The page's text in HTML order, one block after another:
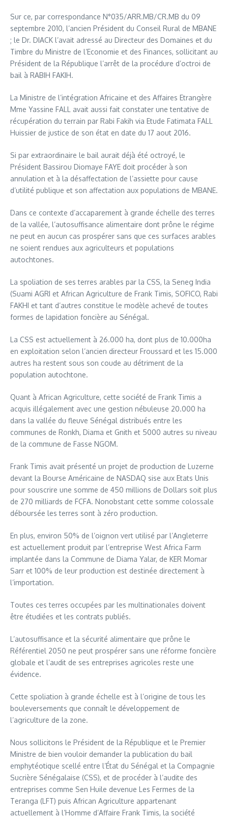
Sur ce, par correspondance N°035/ARR.MB/CR.MB du 09
septembre 2010, l’ancien Président du Conseil Rural de MBANE
; le Dr. DIACK l’avait adressé au Directeur des Domaines et du
Timbre du Ministre de l’Economie et des Finances, sollicitant au
Président de la République l’arrêt de la procédure d’octroi de
bail à RABIH FAKIH.
La Ministre de l’intégration Africaine et des Affaires Etrangère
Mme Yassine FALL avait aussi fait constater une tentative de
récupération du terrain par Rabi Fakih via Etude Fatimata FALL
Huissier de justice de son état en date du 17 aout 2016.
Si par extraordinaire le bail aurait déjà été octroyé, le
Président Bassirou Diomaye FAYE doit procéder à son
annulation et à la désaffectation de l’assiette pour cause
d’utilité publique et son affectation aux populations de MBANE.
Dans ce contexte d’accaparement à grande échelle des terres
de la vallée, l’autosuffisance alimentaire dont prône le régime
ne peut en aucun cas prospérer sans que ces surfaces arables
ne soient rendues aux agriculteurs et populations
autochtones.
La spoliation de ses terres arables par la CSS, la Seneg India
(Suami AGRI et African Agriculture de Frank Timis, SOFICO, Rabi
FAKHI et tant d’autres constitue le modèle achevé de toutes
formes de lapidation foncière au Sénégal.
La CSS est actuellement à 26.000 ha, dont plus de 10.000ha
en exploitation selon l’ancien directeur Froussard et les 15.000
autres ha restent sous son coude au détriment de la
population autochtone.
Quant à African Agriculture, cette société de Frank Timis a
acquis illégalement avec une gestion nébuleuse 20.000 ha
dans la vallée du fleuve Sénégal distribués entre les
communes de Ronkh, Diama et Gnith et 5000 autres su niveau
de la commune de Fasse NGOM.
Frank Timis avait présenté un projet de production de Luzerne
devant la Bourse Américaine de NASDAQ sise aux Etats Unis
pour souscrire une somme de 450 millions de Dollars soit plus
de 270 milliards de FCFA. Nonobstant cette somme colossale
déboursée les terres sont à zéro production.
En plus, environ 50% de l’oignon vert utilisé par l’Angleterre
est actuellement produit par l’entreprise West Africa Farm
implantée dans la Commune de Diama Yalar, de KER Momar
Sarr et 100% de leur production est destinée directement à
l’importation.
Toutes ces terres occupées par les multinationales doivent
être étudiées et les contrats publiés.
L’autosuffisance et la sécurité alimentaire que prône le
Référentiel 2050 ne peut prospérer sans une réforme foncière
globale et l’audit de ses entreprises agricoles reste une
évidence.
Cette spoliation à grande échelle est à l’origine de tous les
bouleversements que connaît le développement de
l’agriculture de la zone.
Nous sollicitons le Président de la République et le Premier
Ministre de bien vouloir demander la publication du bail
emphytéotique scellé entre l’État du Sénégal et la Compagnie
Sucrière Sénégalaise (CSS), et de procéder à l’audite des
entreprises comme Sen Huile devenue Les Fermes de la
Teranga (LFT) puis African Agriculture appartenant
actuellement à l’Homme d’Affaire Frank Timis, la société